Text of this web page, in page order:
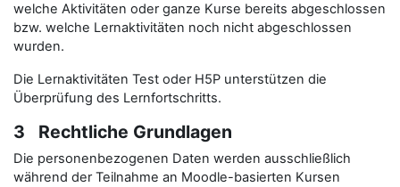
welche Aktivitäten oder ganze Kurse bereits abgeschlossen
bzw. welche Lernaktivitäten noch nicht abgeschlossen
wurden.
Die Lernaktivitäten Test oder H5P unterstützen die
Überprüfung des Lernfortschritts.
3 Rechtliche Grundlagen
Die personenbezogenen Daten werden ausschließlich
während der Teilnahme an Moodle-basierten Kursen